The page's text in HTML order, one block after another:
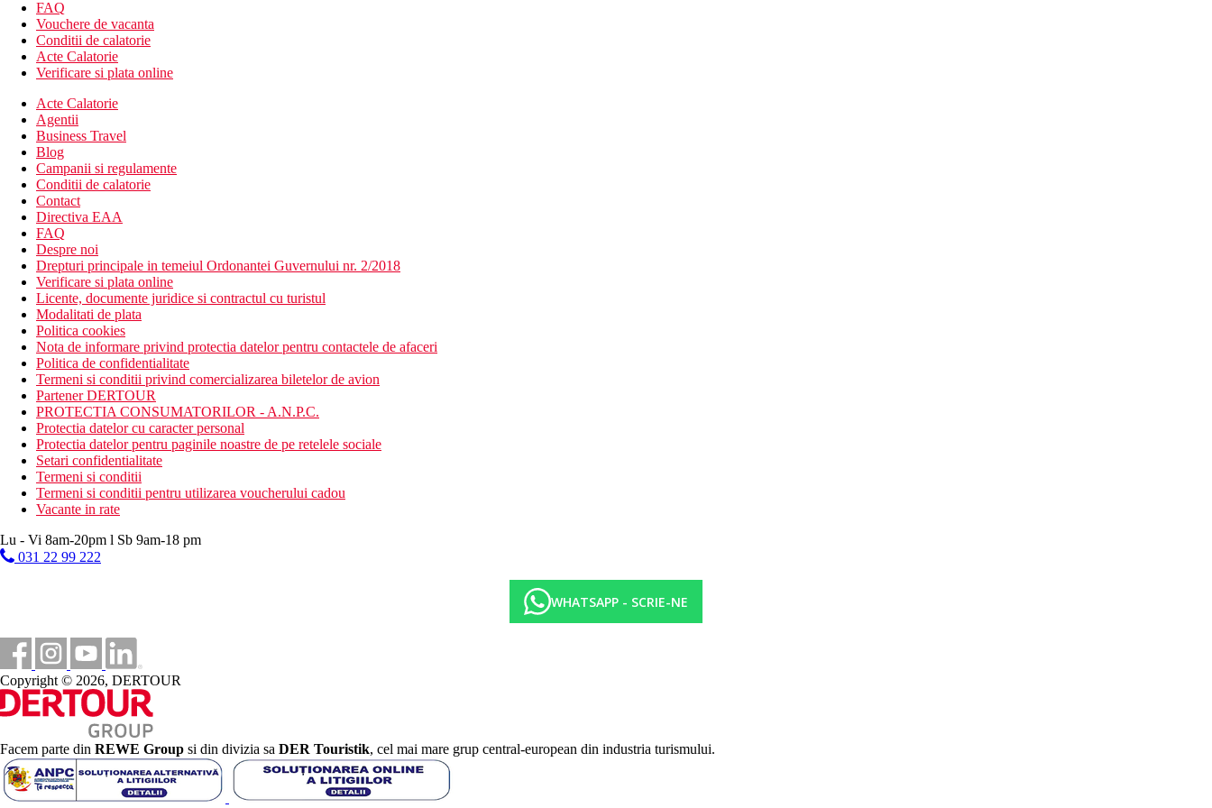
2 piscine pentru adulti
piscina pentru copii
bar langa piscina
sezlonguri si umbrele gratuite
Descrierea plajei
plaja San Agustín se afla la aproximativ 100 m de hotel
Activitati sportive gratuite
plaja
Activitati sportive contra cost
Centru SPA pentru oaspetii cu varsta peste 16 ani (contra cost).
Masa
Program all inclusive
Categoria oficiala
5 stele
Site web
https://www.melia.com/en/hotels/spain/gran-canaria/paradisus-gran-canaria
Distanţe
10 m
Distanta pana la plaja
5 km
500 m
300 m
Statie de autobuz
Plaja
Sezlonguri pe plaja contra cost
Umbrele pe plaja contra cost
Hotel langa plaja
Vacanta la plaja
FAQ
Vouchere de vacanta
Conditii de calatorie
Acte Calatorie
Verificare si plata online
Acte Calatorie
Agentii
Business Travel
Blog
Campanii si regulamente
Conditii de calatorie
Contact
Directiva EAA
FAQ
Despre noi
Drepturi principale in temeiul Ordonantei Guvernului nr. 2/2018
Verificare si plata online
Licente, documente juridice si contractul cu turistul
Modalitati de plata
Politica cookies
Nota de informare privind protectia datelor pentru contactele de afaceri
Politica de confidentialitate
Termeni si conditii privind comercializarea biletelor de avion
Partener DERTOUR
PROTECTIA CONSUMATORILOR - A.N.P.C.
Protectia datelor cu caracter personal
Protectia datelor pentru paginile noastre de pe retelele sociale
Setari confidentialitate
Termeni si conditii
Termeni si conditii pentru utilizarea voucherului cadou
Vacante in rate
Lu - Vi 8am-20pm l Sb 9am-18 pm
031 22 99 222
WHATSAPP - SCRIE-NE
Copyright © 2026, DERTOUR
Facem parte din REWE Group si din divizia sa DER Touristik, cel mai mare grup central-european din industria turismului.